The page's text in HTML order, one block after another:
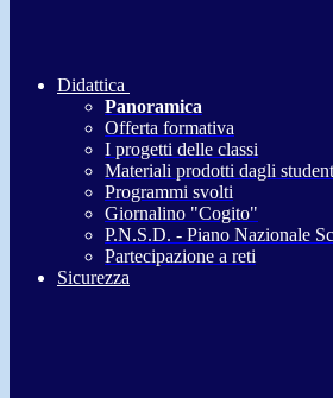
Didattica
Panoramica
Offerta formativa
I progetti delle classi
Materiali prodotti dagli
Programmi svolti
Giornalino "Cogito"
P.N.S.D. - Piano Nazionale
Partecipazione a reti
Sicurezza